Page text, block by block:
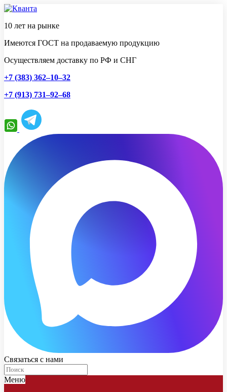
10 лет на рынке
Имеются ГОСТ на продаваемую продукцию
Осуществляем доставку по РФ и СНГ
+7 (383) 362–10–32
+7 (913) 731–92–68
Связаться с нами
Меню